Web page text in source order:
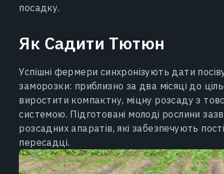
посадку.
Як Садити Тютюн
Успішні фермери синхронізують дати
заморозки: приблизно за два місяці до
виростити компактну, міцну розсаду з
системою. Підготовані молоді рослини
розсадних апаратів, які забезпечують
пересадці.